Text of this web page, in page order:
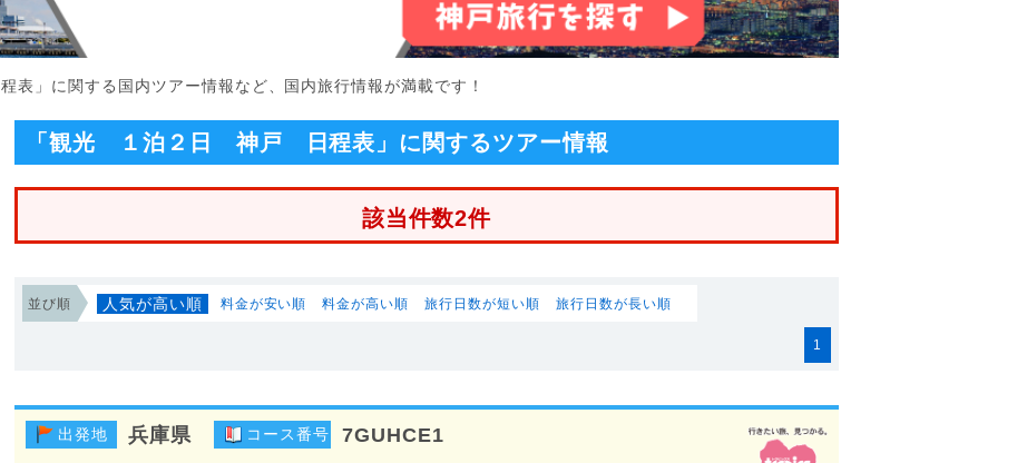
表」に関する国内ツアー情報など、国内旅行情報が満載です！
「観光 １泊２日 神戸 日程表」に関するツアー情報
該当件数2件
並び順 人気が高い順 料金が安い順 料金が高い順 旅行日数が短い順 旅行日数が長い順
1
出発地 兵庫県 コース番号 7GUHCE1